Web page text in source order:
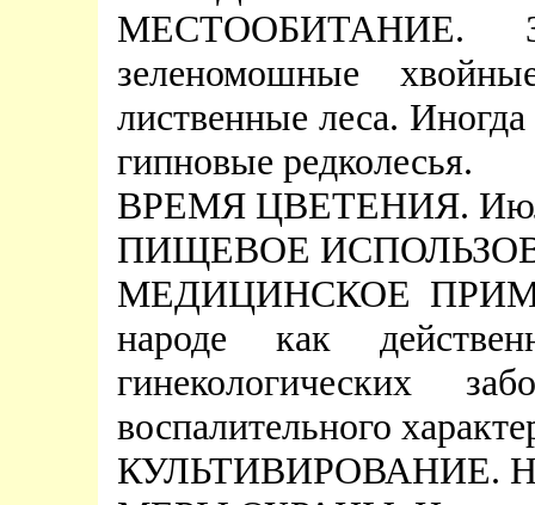
МЕСТООБИТАНИЕ.
зеленомошные
лиственные леса.
гипновые редколесья.
ВРЕМЯ ЦВЕТЕНИЯ.
ПИЩЕВОЕ
МЕДИЦИНСКОЕ
народе как
гинекологических
воспалительного
КУЛЬТИВИРОВАНИЕ.